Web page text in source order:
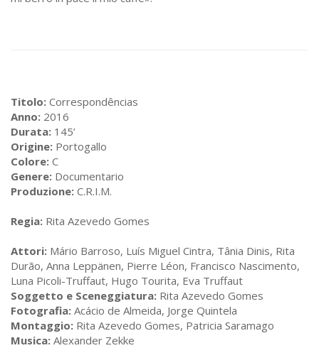
Titolo: Correspondências
Anno: 2016
Durata: 145’
Origine: Portogallo
Colore: C
Genere: Documentario
Produzione: C.R.I.M.
Regia: Rita Azevedo Gomes
Attori: Mário Barroso, Luís Miguel Cintra, Tânia Dinis, Rita
Durão, Anna Leppänen, Pierre Léon, Francisco Nascimento,
Luna Picoli-Truffaut, Hugo Tourita, Eva Truffaut
Soggetto e Sceneggiatura: Rita Azevedo Gomes
Fotografia: Acácio de Almeida, Jorge Quintela
Montaggio: Rita Azevedo Gomes, Patricia Saramago
Musica: Alexander Zekke